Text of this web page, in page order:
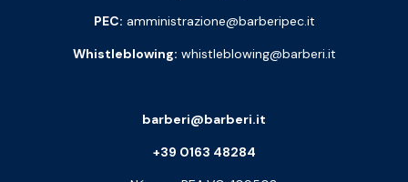
PEC: amministrazione@barberipec.it
Whistleblowing: whistleblowing@barberi.it
barberi@barberi.it
+39 0163 48284